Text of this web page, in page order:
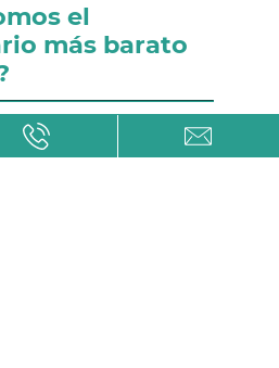
el
más barato
somos el
barato de Alpine en